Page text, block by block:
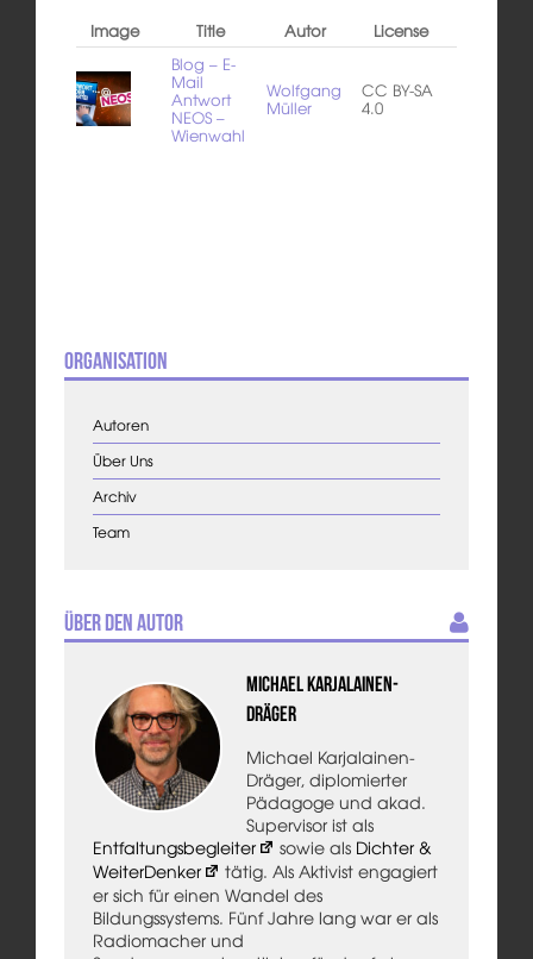
Image Title Autor
License
Blog – E-
Mail
Antwort
NEOS –
Wienwahl
Wolfgang
Müller
CC BY-SA
4.0
Organisation
Autoren
Über Uns
Archiv
Team
Über den Autor
Michael Karjalainen-
Dräger
Michael Karjalainen-
Dräger, diplomierter
Pädagoge und akad.
Supervisor ist als
Entfaltungsbegleiter
sowie als Dichter &
WeiterDenker
tätig. Als Aktivist engagiert
er sich für einen Wandel des
Bildungssystems. Fünf Jahre lang war er als
Radiomacher und